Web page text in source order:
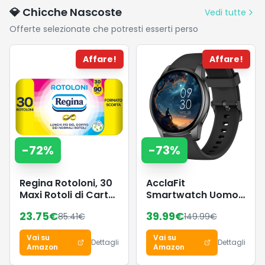
All'aperto
Caso di
C, IPX7 -
Carbonio
💎 Chicche Nascoste
Vedi tutte
Offerte selezionate che potresti esserti perso
Affare!
-72%
Regina Rotoloni, 30
Maxi Rotoli di Carta
23.75€85.41€
Vai su
Amazon
Dettagli
Affare!
-73%
AcclaFit
Smartwatch Uomo
Chiamate
Bluetooth, Orologio
Fitness Rotondo da
1,38" con 147+
39.99€149.99€
Vai su
Amazon
Dettagli